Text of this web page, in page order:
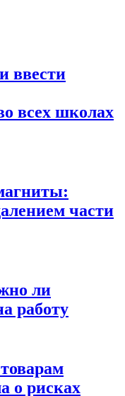
ввести
всех школах
части
ли
работу
о рисках